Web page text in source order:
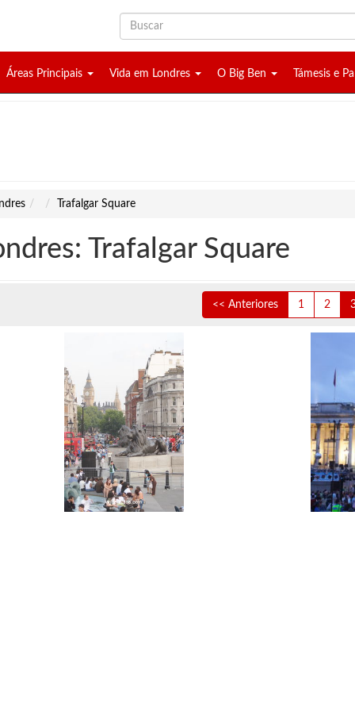
Áreas Principais Vida em Londres O Big Ben Támesis e
Trafalgar Square
Trafalgar Square
<< Anteriores 1 2